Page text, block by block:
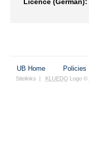
UB Home Policies
Sitelinks | KLUEDO Logo ©